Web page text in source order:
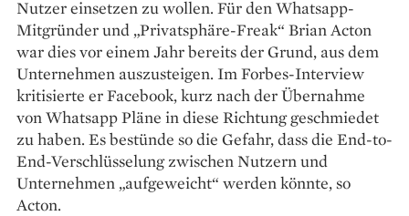
Nutzer einsetzen zu wollen. Für den Whatsapp-
Mitgründer und „Privatsphäre-Freak“ Brian Acton
war dies vor einem Jahr bereits der Grund, aus dem
Unternehmen auszusteigen. Im Forbes-Interview
kritisierte er Facebook, kurz nach der Übernahme
von Whatsapp Pläne in diese Richtung geschmiedet
zu haben. Es bestünde so die Gefahr, dass die End-to-
End-Verschlüsselung zwischen Nutzern und
Unternehmen „aufgeweicht“ werden könnte, so
Acton.